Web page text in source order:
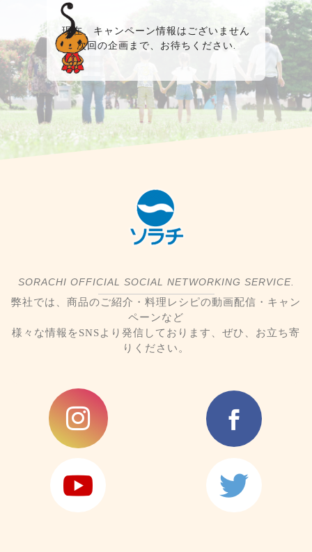
現在、キャンペーン情報はございません
次回の企画まで、お待ちください.
SORACHI OFFICIAL SOCIAL NETWORKING SERVICE.
弊社では、商品のご紹介・料理レシピの動画配信・キャン
ペーンなど
様々な情報をSNSより発信しております、ぜひ、お立ち寄
りください。